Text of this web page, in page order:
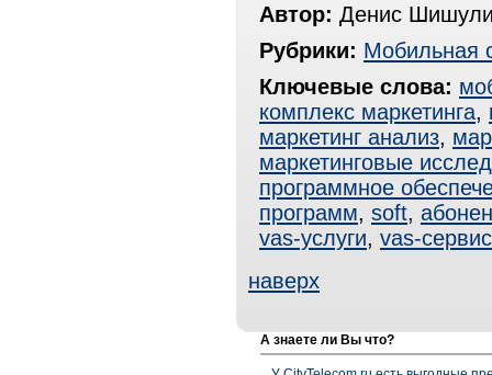
Автор: Денис
Рубрики: Мобильная
Ключевые слова:
комплекс маркетинга,
маркетинг анализ,
маркетинговые
программное
программ, soft,
vas-услуги, vas-
наверх
А знаете ли Вы что?